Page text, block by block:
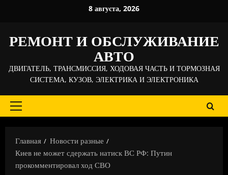
8 августа, 2026
РЕМОНТ И ОБСЛУЖИВАНИЕ
АВТО
ДВИГАТЕЛЬ, ТРАНСМИССИЯ, ХОДОВАЯ ЧАСТЬ И ТОРМОЗНАЯ
СИСТЕМА, КУЗОВ, ЭЛЕКТРИКА И ЭЛЕКТРОНИКА
Основное
Главная
Новости разные
Киев не может сдержать натиск ВС РФ: Путин
прокомментировал ход СВО